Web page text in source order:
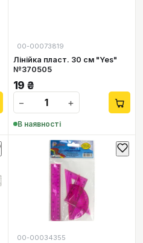
00-00073819
Лінійка пласт. 30 см "Yes"
№370505
19 ₴
−
+
В наявності
00-00034355